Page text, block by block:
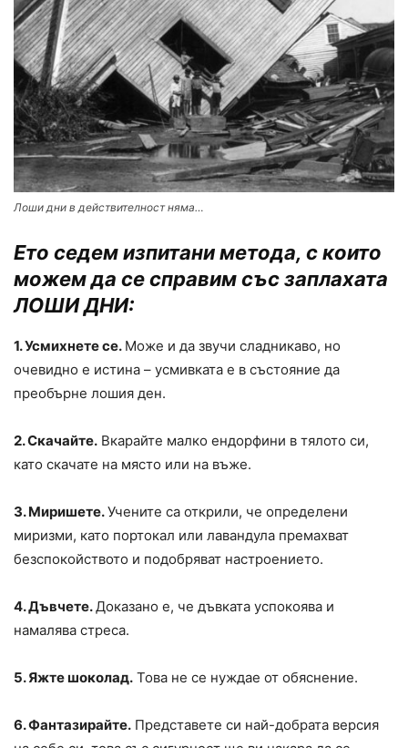
Лоши дни в действителност няма…
Ето седем изпитани метода, с които
можем да се справим със заплахата
ЛОШИ ДНИ:
1. Усмихнете се. Може и да звучи сладникаво, но
очевидно е истина – усмивката е в състояние да
преобърне лошия ден.
2. Скачайте. Вкарайте малко ендорфини в тялото си,
като скачате на място или на въже.
3. Миришете.Учените са открили, че определени
миризми, като портокал или лавандула премахват
безспокойството и подобряват настроението.
4. Дъвчете.Доказано е, че дъвката успокоява и
намалява стреса.
5. Яжте шоколад. Това не се нуждае от обяснение.
6. Фантазирайте. Представете си най-добрата версия